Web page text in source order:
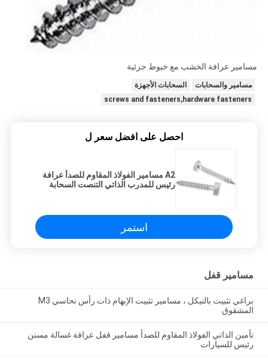
مسامير عرافة الخشب مع خيوط جزئية
مسامير والسحابات
السحابات الأجهزة
screws and fasteners,hardware fasteners
احصل على افضل سعر ل
A2 مسامير الفولاذ المقاوم للصدأ عرافة
رئيس للمدرب الذاتي التنصت السحابة
استمر
مسامير قفل
براغي تثبيت بالنيكل ، مسامير تثبيت الإبهام ذات رأس نحاسي M3
المشقوق
تأمين الذاتي الفولاذ المقاوم للصدأ مسامير قفل عرافة غسالة مسنن
رئيس للسيارات